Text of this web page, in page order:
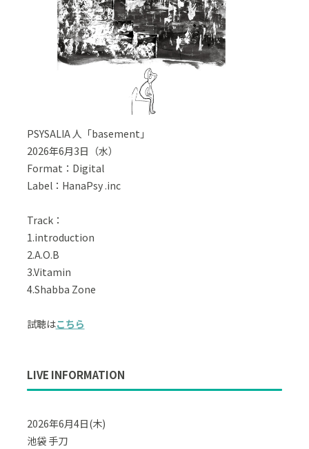
PSYSALIA 人「basement」
2026年6月3日（水）
Format：Digital
Label：HanaPsy .inc
Track：
1.introduction
2.A.O.B
3.Vitamin
4.Shabba Zone
試聴はこちら
LIVE INFORMATION
2026年6月4日(木)
池袋 手刀